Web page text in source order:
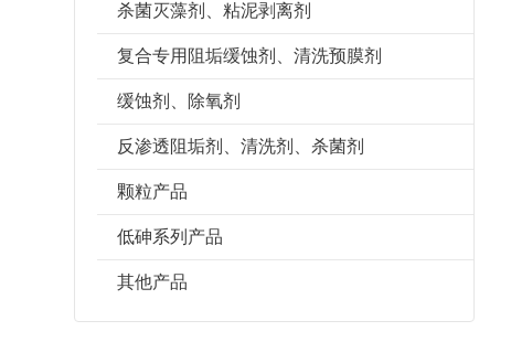
杀菌灭藻剂、粘泥剥离剂
复合专用阻垢缓蚀剂、清洗预膜剂
缓蚀剂、除氧剂
反渗透阻垢剂、清洗剂、杀菌剂
颗粒产品
低砷系列产品
其他产品